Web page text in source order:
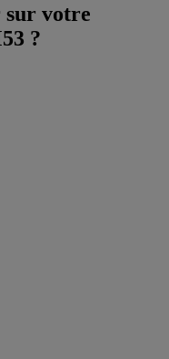
sur votre
?